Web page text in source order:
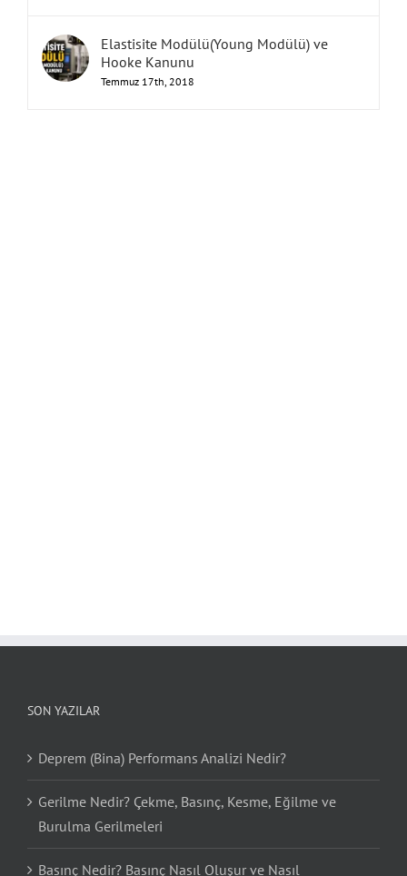
Elastisite Modülü(Young Modülü) ve
Hooke Kanunu
Temmuz 17th, 2018
SON YAZILAR
Deprem (Bina) Performans Analizi Nedir?
Gerilme Nedir? Çekme, Basınç, Kesme, Eğilme ve
Burulma Gerilmeleri
Basınç Nedir? Basınç Nasıl Oluşur ve Nasıl